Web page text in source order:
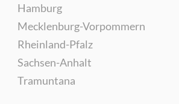
Hamburg
Mecklenburg-Vorpommern
Rheinland-Pfalz
Sachsen-Anhalt
Tramuntana